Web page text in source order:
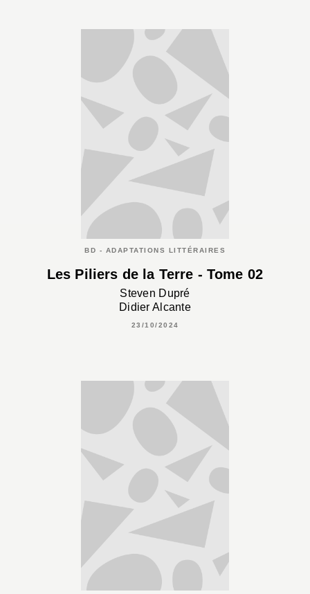
BD - ADAPTATIONS LITTÉRAIRES
Les Piliers de la Terre - Tome 02
Steven Dupré
Didier Alcante
23/10/2024